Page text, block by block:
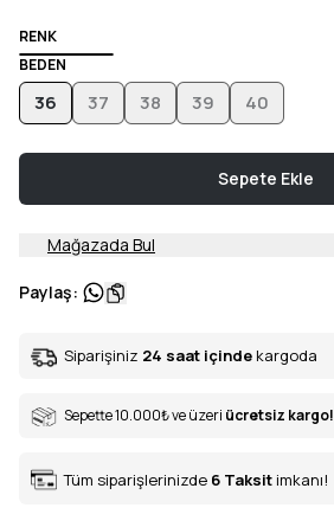
RENK
BEDEN
36 37 38 39 40
Sepete Ekle
Mağazada Bul
Paylaş:
Siparişiniz 24 saat içinde kargoda
Sepette 10.000₺ve üzeri ücretsiz kargo!
Tüm siparişlerinizde 6 Taksit imkanı!